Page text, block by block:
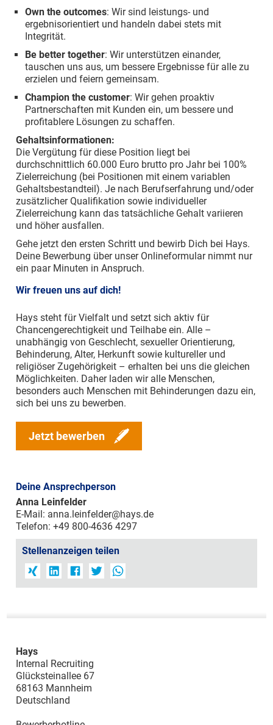
Own the outcomes: Wir sind leistungs- und
ergebnisorientiert und handeln dabei stets mit
Integrität.
Be better together: Wir unterstützen einander,
tauschen uns aus, um bessere Ergebnisse für alle zu
erzielen und feiern gemeinsam.
Champion the customer: Wir gehen proaktiv
Partnerschaften mit Kunden ein, um bessere und
profitablere Lösungen zu schaffen.
Gehaltsinformationen:
Die Vergütung für diese Position liegt bei
durchschnittlich 60.000 Euro brutto pro Jahr bei 100%
Zielerreichung (bei Positionen mit einem variablen
Gehaltsbestandteil). Je nach Berufserfahrung und/oder
zusätzlicher Qualifikation sowie individueller
Zielerreichung kann das tatsächliche Gehalt variieren
und höher ausfallen.
Gehe jetzt den ersten Schritt und bewirb Dich bei Hays.
Deine Bewerbung über unser Onlineformular nimmt nur
ein paar Minuten in Anspruch.
Wir freuen uns auf dich!
Hays steht für Vielfalt und setzt sich aktiv für
Chancengerechtigkeit und Teilhabe ein. Alle –
unabhängig von Geschlecht, sexueller Orientierung,
Behinderung, Alter, Herkunft sowie kultureller und
religiöser Zugehörigkeit – erhalten bei uns die gleichen
Möglichkeiten. Daher laden wir alle Menschen,
besonders auch Menschen mit Behinderungen dazu ein,
sich bei uns zu bewerben.
Jetzt bewerben
Deine Ansprechperson
Anna Leinfelder
E-Mail: anna.leinfelder@hays.de
Telefon: +49 800-4636 4297
Stellenanzeigen teilen
Hays
Internal Recruiting
Glücksteinallee 67
68163 Mannheim
Deutschland